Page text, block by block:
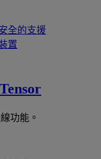
全的支援
置
功能。